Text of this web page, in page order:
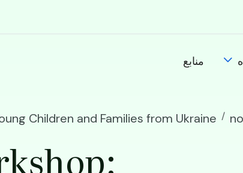
منابع
Children and Families from Ukraine